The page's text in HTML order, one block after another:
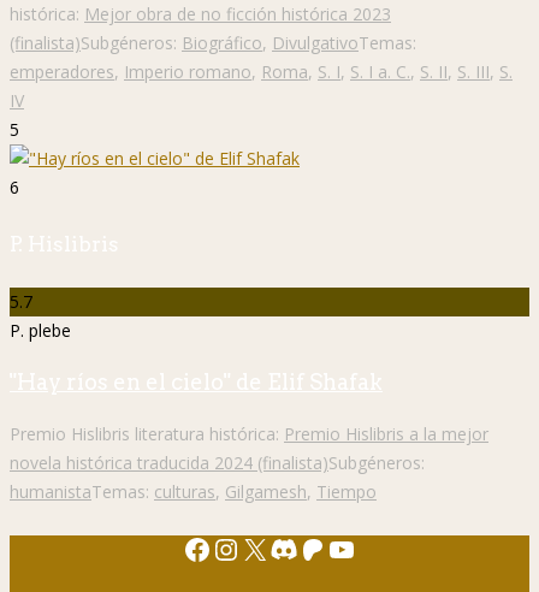
histórica: Mejor obra de no ficción histórica 2023
(finalista)Subgéneros: Biográfico, DivulgativoTemas:
emperadores, Imperio romano, Roma, S. I, S. I a. C., S. II, S. III, S.
IV
5
6
P. Hislibris
5.7
P. plebe
"Hay ríos en el cielo" de Elif Shafak
Premio Hislibris literatura histórica: Premio Hislibris a la mejor
novela histórica traducida 2024 (finalista)Subgéneros:
humanistaTemas: culturas, Gilgamesh, Tiempo
Facebook
Instagram
X Discord
Patreon
YouTube